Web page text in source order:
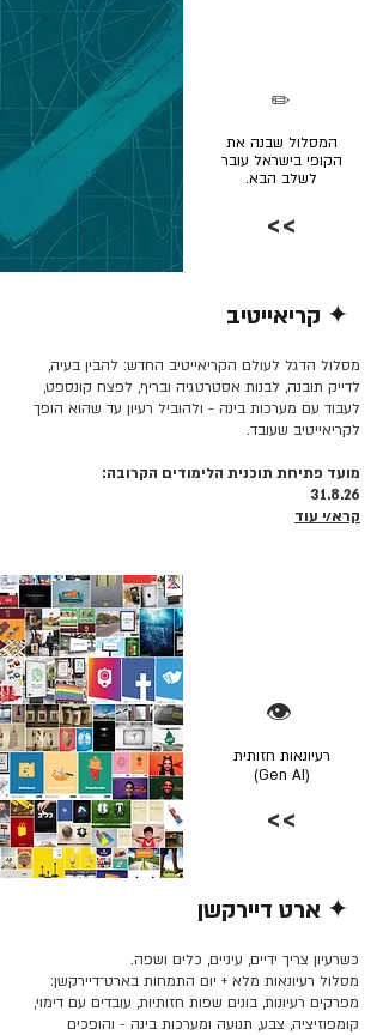
המסלול שבנה את
הקופי בישראל עובר
לשלב הבא.
✏️
>>
✦ קריאייטיב
מסלול הדגל לעולם הקריאייטיב החדש: להבין בעיה,
לדייק תובנה, לבנות אסטרטגיה ובריף, לפצח קונספט,
לעבוד עם מערכות בינה - ולהוביל רעיון עד שהוא הופך
לקריאייטיב שעובד.
מועד פתיחת תוכנית הלימודים הקרובה:
31.8.26
קרא/י עוד
👁️
רעיונאות חזותית
(Gen AI)
>>
✦ ארט דיירקשן
כשרעיון צריך ידיים, עיניים, כלים ושפה.
מסלול רעיונאות מלא + יום התמחות בארט־דיירקשן:
מפרקים רעיונות, בונים שפות חזותיות, עובדים עם דימוי,
קומפוזיציה, צבע, תנועה ומערכות בינה - והופכים